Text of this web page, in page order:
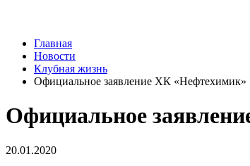
Главная
Новости
Клубная жизнь
Официальное заявление ХК «Нефтехимик»
Официальное
20.01.2020